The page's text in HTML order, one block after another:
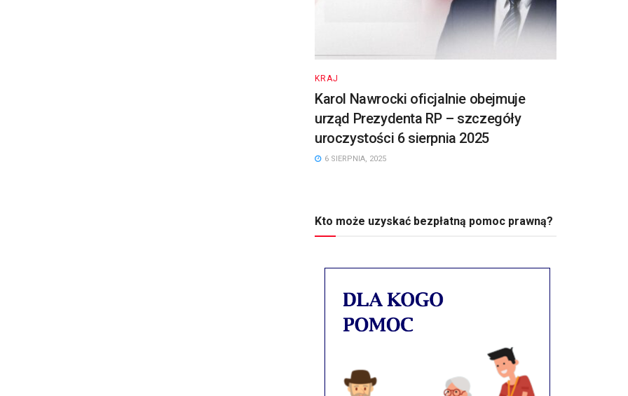
KRAJ
Karol Nawrocki oficjalnie obejmuje
urząd Prezydenta RP – szczegóły
uroczystości 6 sierpnia 2025
6 SIERPNIA, 2025
Kto może uzyskać bezpłatną pomoc prawną?